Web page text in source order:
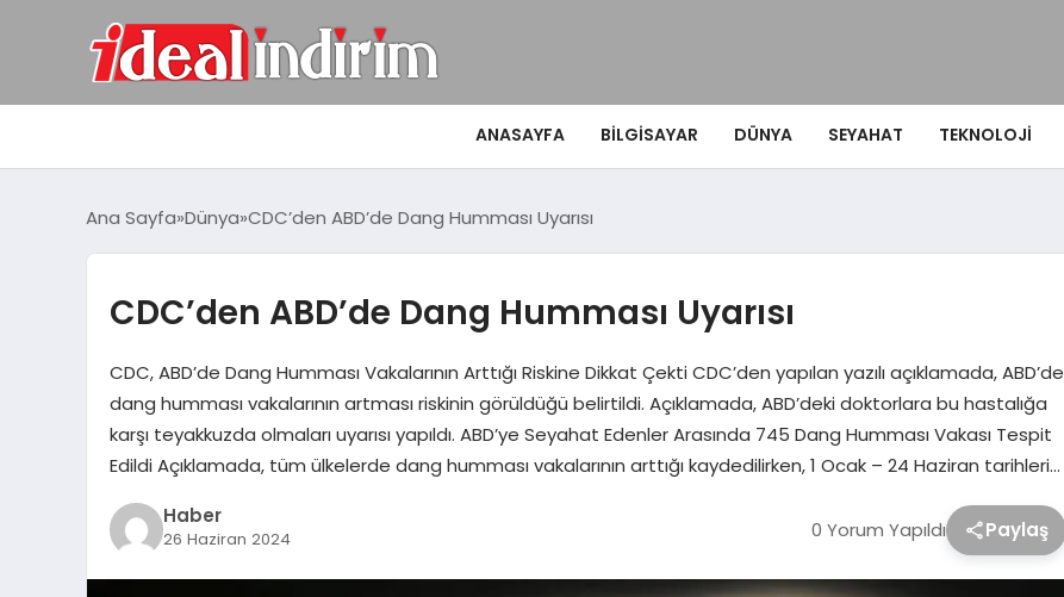
ANASAYFA BILGISAYAR DÜNYA SEYAHAT TEKNOLOJI
Ana Sayfa Dünya CDC’den ABD’de Dang Humması Uyarısı
CDC’den ABD’de Dang Humması Uyarısı
CDC, ABD’de Dang Humması Vakalarının Arttığı Riskine Dikkat Çekti CDC’den yapılan yazılı açıklamada, ABD’de
dang humması vakalarının artması riskinin görüldüğü belirtildi. Açıklamada, ABD’deki doktorlara bu hastalığa
karşı teyakkuzda olmaları uyarısı yapıldı. ABD’ye Seyahat Edenler Arasında 745 Dang Humması Vakası Tespit
Edildi Açıklamada, tüm ülkelerde dang humması vakalarının arttığı kaydedilirken, 1 Ocak – 24 Haziran tarihleri…
Haber
26 Haziran 2024 0 Yorum Yapıldı Paylaş